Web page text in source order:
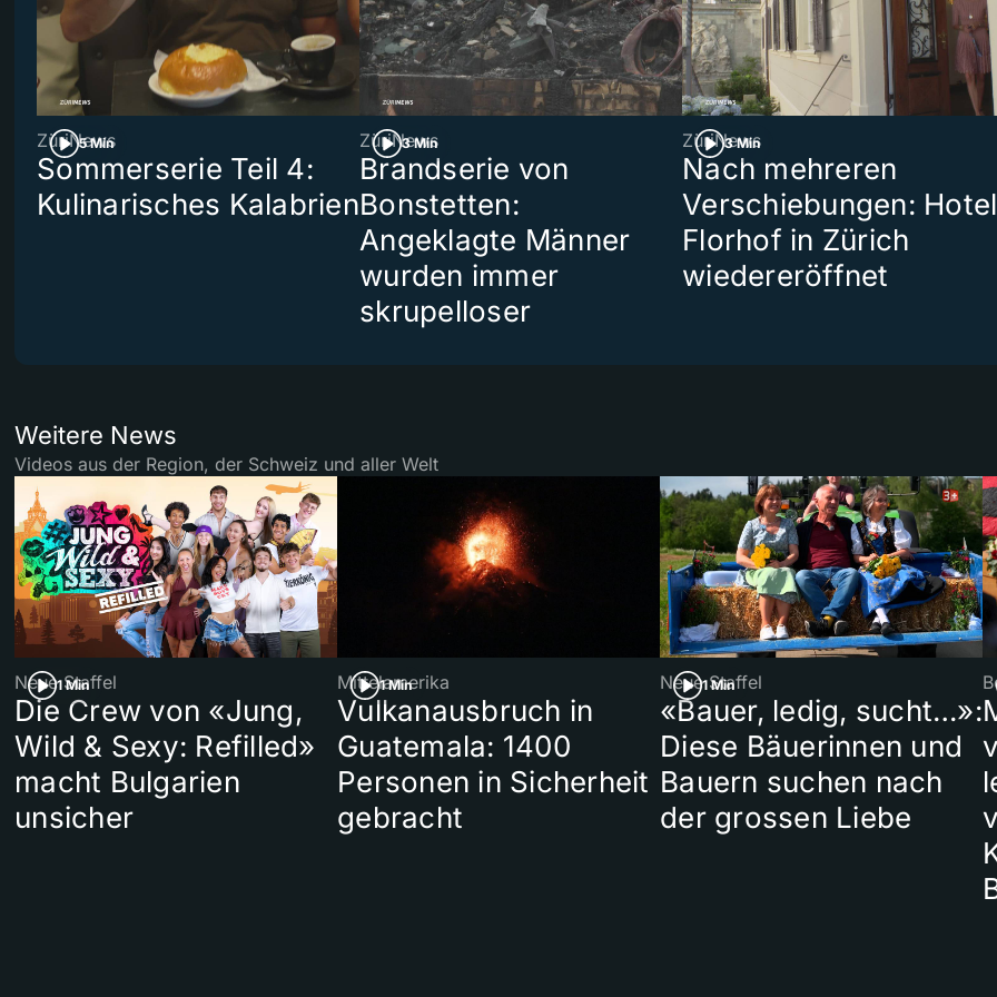
5 Min
ZüriNews
Sommerserie Teil 4:
Kulinarisches Kalabrien
3 Min
ZüriNews
Brandserie von
Bonstetten:
Angeklagte Männer
wurden immer
skrupelloser
3 Min
ZüriNews
Nach mehreren
Verschiebungen: Hotel
Florhof in Zürich
wiedereröffnet
Weitere News
Videos aus der Region, der Schweiz und aller Welt
1 Min
Neue Staffel
Die Crew von «Jung,
Wild & Sexy: Refilled»
macht Bulgarien
unsicher
1 Min
Mittelamerika
Vulkanausbruch in
Guatemala: 1400
Personen in Sicherheit
gebracht
1 Min
Neue Staffel
«Bauer, ledig, sucht…»:
Diese Bäuerinnen und
Bauern suchen nach
der grossen Liebe